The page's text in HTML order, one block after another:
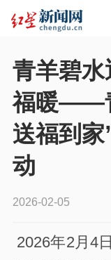
青羊碧
福暖——
送福到
动
2026-02-05
2026年2月4